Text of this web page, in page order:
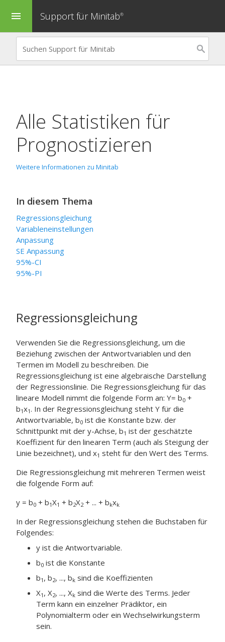
menu Support für Minitab®
Alle Statistiken für
Prognostizieren
Weitere Informationen zu Minitab
In diesem Thema
Regressionsgleichung
Variableneinstellungen
Anpassung
SE Anpassung
95%-CI
95%-PI
Regressionsgleichung
Verwenden Sie die Regressionsgleichung, um die
Beziehung zwischen der Antwortvariablen und den
Termen im Modell zu beschreiben. Die
Regressionsgleichung ist eine algebraische Darstellung
der Regressionslinie. Die Regressionsgleichung für das
lineare Modell nimmt die folgende Form an: Y= b0 +
b1x1. In der Regressionsgleichung steht Y für die
Antwortvariable, b0 ist die Konstante bzw. der
Schnittpunkt mit der y-Achse, b1 ist der geschätzte
Koeffizient für den linearen Term (auch als Steigung der
Linie bezeichnet), und x1 steht für den Wert des Terms.
Die Regressionsgleichung mit mehreren Termen weist
die folgende Form auf:
y = b0 + b1X1 + b2X2 + ... + bkxk
In der Regressionsgleichung stehen die Buchstaben für
Folgendes:
y ist die Antwortvariable.
b0 ist die Konstante
b1 , b2, ..., bk sind die Koeffizienten
X1 , X2, ..., Xk sind die Werte des Terms. Jeder
Term kann ein einzelner Prädiktor, ein
Polynomialterm oder ein Wechselwirkungsterm
sein.